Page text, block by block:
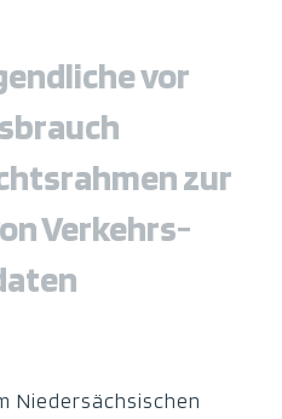
vor
zur
Verkehrs-
Niedersächsischen